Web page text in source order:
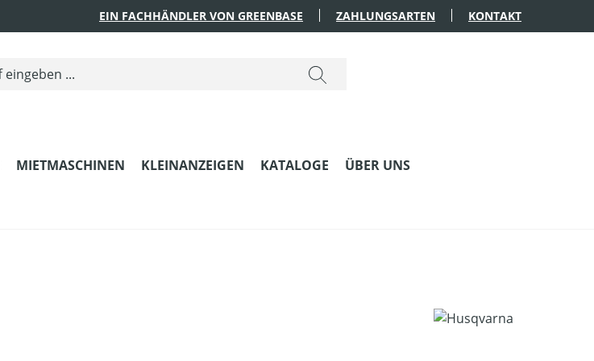
EIN FACHHÄNDLER VON GREENBASE ZAHLUNGSARTEN KONTAKT
MIETMASCHINEN KLEINANZEIGEN KATALOGE ÜBER UNS